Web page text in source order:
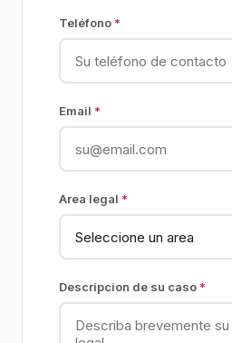
Teléfono *
Email *
Area legal *
Descripcion de su caso *